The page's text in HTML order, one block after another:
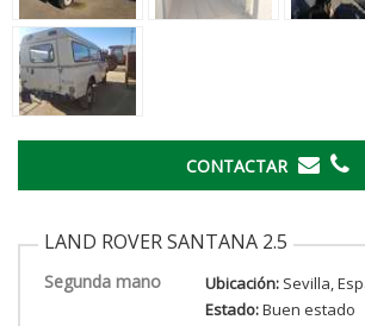
CONTACTAR
LAND ROVER SANTANA 2.5
Segunda mano Ubicación:Sevilla,
Estado:Buen estado